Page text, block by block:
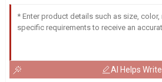
AI Helps Write